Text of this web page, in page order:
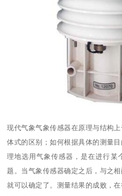
现代气象气象传感器在原理与结构
体式的区别；如何根据具体的测量
理地选用气象传感器，是在进行某
题。当气象传感器确定之后，与之
就可以确定了。测量结果的成败，